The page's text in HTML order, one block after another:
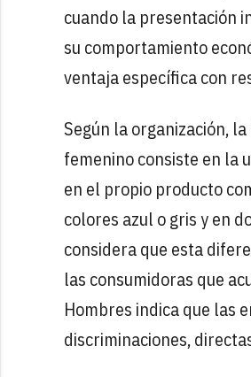
cuando la presentación
su comportamiento
ventaja específica con
Según la organización,
femenino consiste en la
en el propio producto
colores azul o gris y en
considera que esta
las consumidoras que
Hombres indica que las
discriminaciones,